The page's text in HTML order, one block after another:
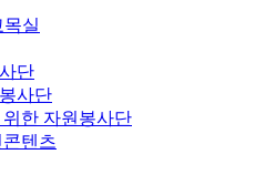
실
단
사단
한 자원봉사단
텐츠